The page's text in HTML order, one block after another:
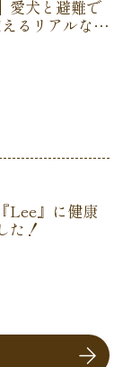
愛犬と避難で
るリアルな不
Lee』に健康
た！